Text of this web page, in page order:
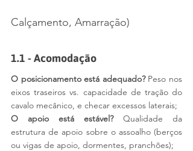
Calçamento, Amarração)
1.1 - Acomodação
O posicionamento está adequado? Peso nos
eixos traseiros vs. capacidade de tração do
cavalo mecânico, e checar excessos laterais;
O apoio está estável? Qualidade da
estrutura de apoio sobre o assoalho (berços
ou vigas de apoio, dormentes, pranchões);